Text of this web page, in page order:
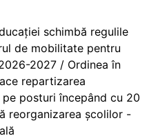
schimbă regulile
de mobilitate pentru
2027 / Ordinea în
repartizarea
posturi începând cu 20
reorganizarea școlilor -